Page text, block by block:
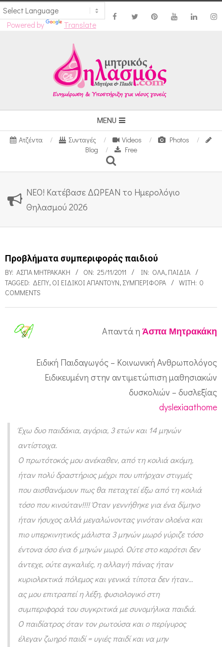
Powered by Translate
Navigation
Menu
MENU
Ατζέντα Συνταγές Videos
Photos
Blog
Free
Search
ΝΕΟ! Κατέβασε ΔΩΡΕΑΝ το Ημερολόγιο
Θηλασμού 2026
Προβλήματα συμπεριφοράς παιδιού
BY: ΆΣΠΑ ΜΗΤΡΑΚΆΚΗ ON: 25/11/2011 IN: ΌΛΑ, ΠΑΙΔΙΑ
TAGGED: ΔΕΠΥ, ΟΙ ΕΙΔΙΚΟΊ ΑΠΑΝΤΟΎΝ, ΣΥΜΠΕΡΙΦΟΡΆ WITH: 0
COMMENTS
ή
Απαντά η Άσπα Μητρακάκη
Ειδική Παιδαγωγός – Κοινωνική Ανθρωπολόγος
Ειδικευμένη στην αντιμετώπιση μαθησιακών
δυσκολιών – δυσλεξίας
dyslexiaathome
Έχω δυο παιδάκια, αγόρια, 3 ετών και 14 μηνών
αντίστοιχα.
Ο πρωτότοκός μου ανέκαθεν, από τη κοιλιά ακόμη,
ήταν πολύ δραστήριος μέχρι που υπήρχαν στιγμές
που αισθανόμουν πως θα πεταχτεί έξω από τη κοιλιά
τόσο που κινούταν!!!! Όταν γεννήθηκε για ένα δίμηνο
ήταν ήσυχος αλλά μεγαλώνοντας γινόταν ολοένα και
πιο υπερκινητικός μάλιστα 3 μηνών μωρό γύριζε τόσο
έντονα όσο ένα 6 μηνών μωρό. Ούτε στο καρότσι δεν
άντεχε, ούτε αγκαλιές, η αλλαγή πάνας ήταν
κυριολεκτικά πόλεμος και γενικά τίποτα δεν ήταν…
ας μου επιτραπεί η λέξη, φυσιολογικό στη
συμπεριφορά του συγκριτικά με συνομήλικα παιδιά.
Ο παιδίατρος όταν τον ρωτούσα και ο περίγυρος
έλεγαν ζωηρό παιδί = υγιές παιδί και να μην